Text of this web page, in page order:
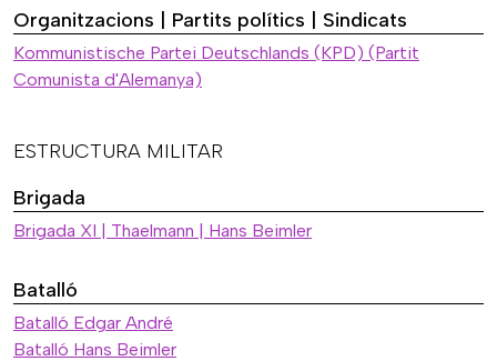
Organitzacions | Partits polítics | Sindicats
Kommunistische Partei Deutschlands (KPD) (Partit
Comunista d'Alemanya)
ESTRUCTURA MILITAR
Brigada
Brigada XI | Thaelmann | Hans Beimler
Batalló
Batalló Edgar André
Batalló Hans Beimler